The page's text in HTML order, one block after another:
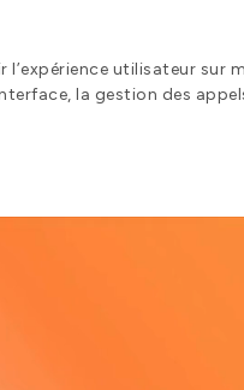
l’expérience utilisateur
la gestion des